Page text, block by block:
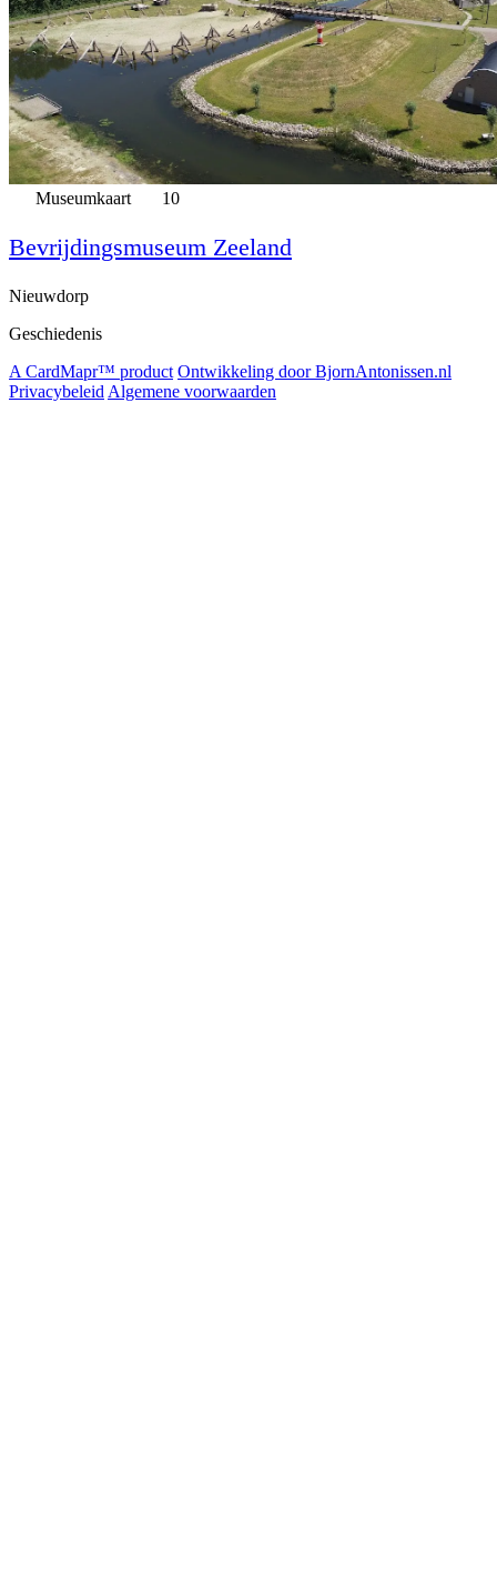
Museumkaart 10
Bevrijdingsmuseum Zeeland
Nieuwdorp
Geschiedenis
A CardMapr™ product Ontwikkeling door BjornAntonissen.nl
Privacybeleid Algemene voorwaarden